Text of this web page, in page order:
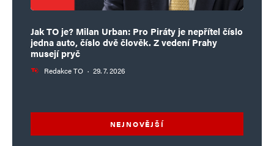
Jak TO je? Milan Urban: Pro Piráty je nepřítel číslo
jedna auto, číslo dvě člověk. Z vedení Prahy
musejí pryč
Redakce TO · 29. 7. 2026
NEJNOVĚJŠÍ